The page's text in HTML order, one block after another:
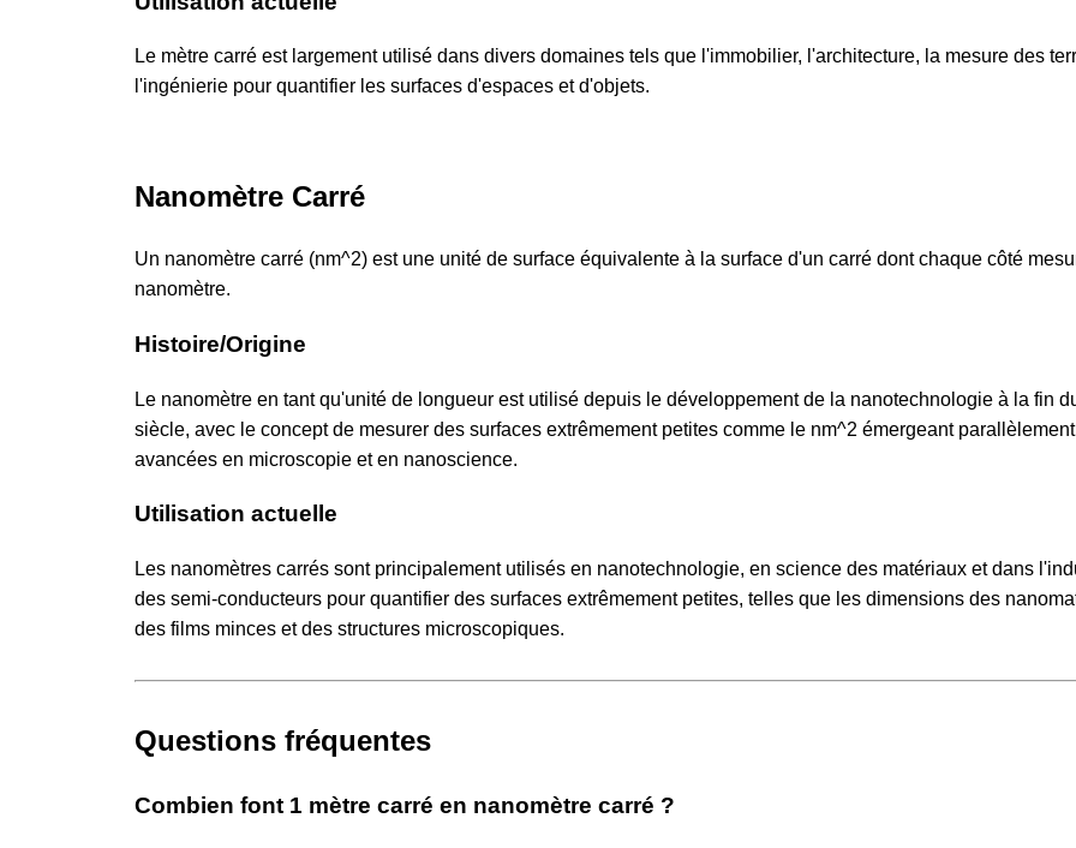
Le mètre carré est largement utilisé dans divers domaines tels que l'immobilier, l'architecture, la mesure des
l'ingénierie pour quantifier les surfaces d'espaces et d'objets.
Nanomètre Carré
Un nanomètre carré (nm^2) est une unité de surface équivalente à la surface d'un carré dont chaque côté
nanomètre.
Histoire/Origine
Le nanomètre en tant qu'unité de longueur est utilisé depuis le développement de la nanotechnologie à la fin
siècle, avec le concept de mesurer des surfaces extrêmement petites comme le nm^2 émergeant
avancées en microscopie et en nanoscience.
Utilisation actuelle
Les nanomètres carrés sont principalement utilisés en nanotechnologie, en science des matériaux et dans
des semi-conducteurs pour quantifier des surfaces extrêmement petites, telles que les dimensions des
des films minces et des structures microscopiques.
Questions fréquentes
Combien font 1 mètre carré en nanomètre carré ?